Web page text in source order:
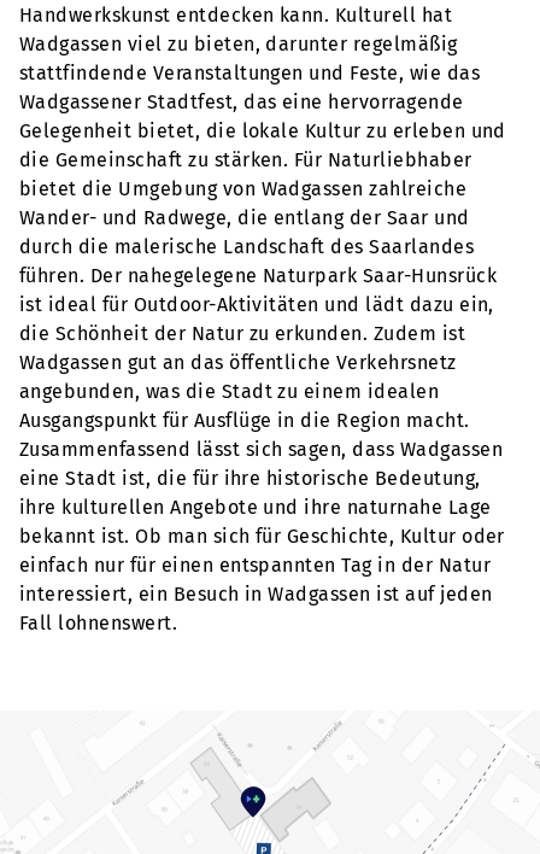
Handwerkskunst entdecken kann. Kulturell hat
Wadgassen viel zu bieten, darunter regelmäßig
stattfindende Veranstaltungen und Feste, wie das
Wadgassener Stadtfest, das eine hervorragende
Gelegenheit bietet, die lokale Kultur zu erleben und
die Gemeinschaft zu stärken. Für Naturliebhaber
bietet die Umgebung von Wadgassen zahlreiche
Wander- und Radwege, die entlang der Saar und
durch die malerische Landschaft des Saarlandes
führen. Der nahegelegene Naturpark Saar-Hunsrück
ist ideal für Outdoor-Aktivitäten und lädt dazu ein,
die Schönheit der Natur zu erkunden. Zudem ist
Wadgassen gut an das öffentliche Verkehrsnetz
angebunden, was die Stadt zu einem idealen
Ausgangspunkt für Ausflüge in die Region macht.
Zusammenfassend lässt sich sagen, dass Wadgassen
eine Stadt ist, die für ihre historische Bedeutung,
ihre kulturellen Angebote und ihre naturnahe Lage
bekannt ist. Ob man sich für Geschichte, Kultur oder
einfach nur für einen entspannten Tag in der Natur
interessiert, ein Besuch in Wadgassen ist auf jeden
Fall lohnenswert.